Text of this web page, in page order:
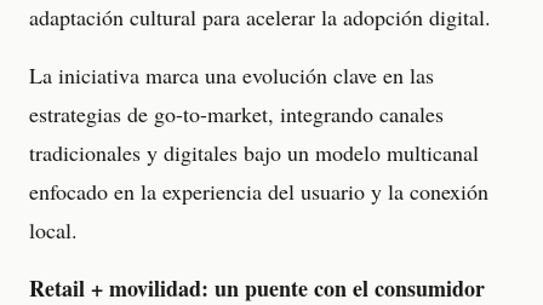
adaptación cultural para acelerar la adopción digital.
La iniciativa marca una evolución clave en las
estrategias de go-to-market, integrando canales
tradicionales y digitales bajo un modelo multicanal
enfocado en la experiencia del usuario y la conexión
local.
Retail + movilidad: un puente con el consumidor